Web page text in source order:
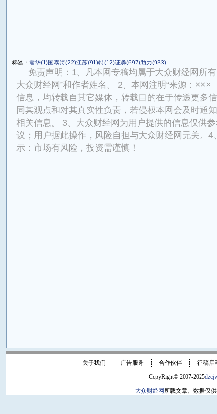
标签： 君华(1)国泰海(22)江苏(91)特(12)证券(697)助力(933)
免责声明：1、凡本网专稿均属于大众财经网所
大众财经网”和作者姓名。 2、本网注明“来源：×××
信息，均转载自其它媒体，转载目的在于传递更多
同其观点和对其真实性负责，若侵权本网会及时通
相关信息。 3、大众财经网为用户提供的信息仅供
议；用户据此操作，风险自担与大众财经网无关。4
示：市场有风险，投资需谨慎！
关于我们 广告服务 合作伙伴 征稿启
CopyRight© 2007-2025
大众财经网 所载文章、数据仅